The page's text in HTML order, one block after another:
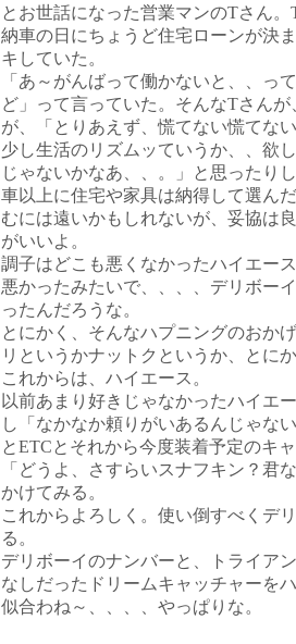
とお世話になった営業マンのTさん
納車の日にちょうど住宅ローンが決
キしていた。
「あ～がんばって働かないと、、っ
ど」って言っていた。そんなTさん
が、「とりあえず、慌てない慌てな
少し生活のリズムッていうか、、欲
じゃないかなあ、、。」と思ったり
車以上に住宅や家具は納得して選ん
むには遠いかもしれないが、妥協は
がいいよ。
調子はどこも悪くなかったハイエー
悪かったみたいで、、、、デリボー
ったんだろうな。
とにかく、そんなハプニングのおか
リというかナットクというか、とに
これからは、ハイエース。
以前あまり好きじゃなかったハイエ
し「なかなか頼りがいあるんじゃな
とETCとそれから今度装着予定のキ
「どうよ、さすらいスナフキン？君
かけてみる。
これからよろしく。使い倒すべくデ
る。
デリボーイのナンバーと、トライア
なしだったドリームキャッチャーを
似合わね～、、、、やっぱりな。